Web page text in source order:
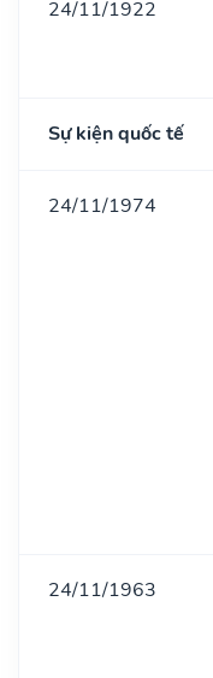
24/11/1922
Sự kiện quốc tế
24/11/1974
24/11/1963